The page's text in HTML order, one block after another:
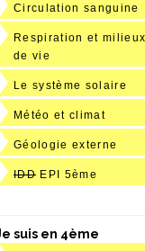
Circulation sanguine
Respiration et milieux
de vie
Le système solaire
Météo et climat
Géologie externe
IDD EPI 5ème
suis en 4ème